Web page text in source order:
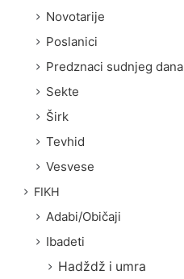
Novotarije
Poslanici
Predznaci sudnjeg dana
Sekte
Širk
Tevhid
Vesvese
FIKH
Adabi/Običaji
Ibadeti
Hadždž i umra